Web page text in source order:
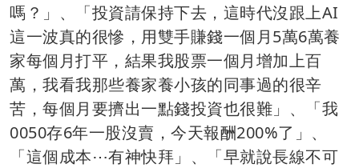
嗎？」、「投資請保持下去，這時代沒跟上AI
這一波真的很慘，用雙手賺錢一個月5萬6萬養
家每個月打平，結果我股票一個月增加上百
萬，我看我那些養家養小孩的同事過的很辛
苦，每個月要擠出一點錢投資也很難」、「我
0050存6年一股沒賣，今天報酬200%了」、
「這個成本⋯有神快拜」、「早就說長線不可